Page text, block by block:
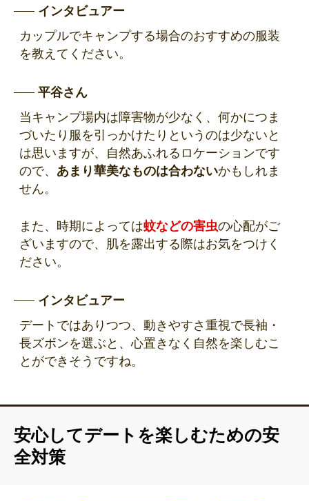
インタビュアー
カップルでキャンプする場合のおすすめの服装
を教えてください。
平谷さん
当キャンプ場内は障害物が少なく、何かにつま
づいたり服を引っかけたりというのは少ないと
は思いますが、自然あふれるロケーションです
ので、 あまり華美なものは合わないかもしれま
せん。
また、時期によっては蚊などの害虫の心配がご
ざいますので、肌を露出する際はお気をつけく
ださい。
インタビュアー
デートではありつつ、動きやすさ重視で長袖・
長ズボンを選ぶと、心置きなく自然を楽しむこ
とができそうですね。
安心してデートを楽しむための安
全対策